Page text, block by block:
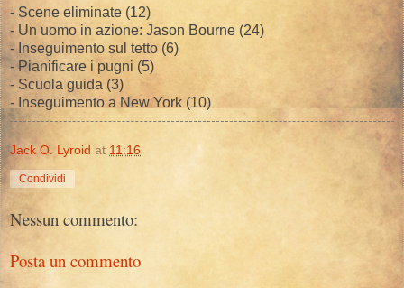
- Scene eliminate (12)
- Un uomo in azione: Jason Bourne (24)
- Inseguimento sul tetto (6)
- Pianificare i pugni (5)
- Scuola guida (3)
- Inseguimento a New York (10)
Jack O. Lyroid at 11:16
Condividi
Nessun commento:
Posta un commento